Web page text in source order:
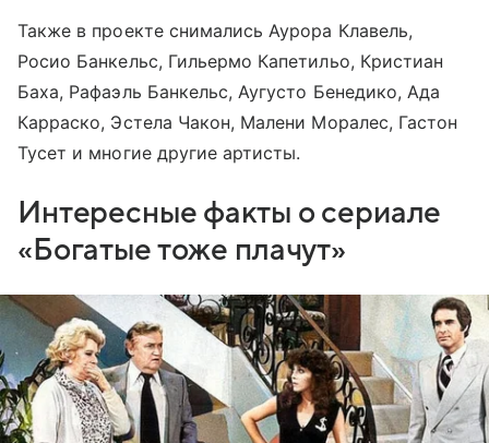
Также в проекте снимались Аурора Клавель,
Росио Банкельс, Гильермо Капетильо, Кристиан
Баха, Рафаэль Банкельс, Аугусто Бенедико, Ада
Карраско, Эстела Чакон, Малени Моралес, Гастон
Тусет и многие другие артисты.
Интересные факты о сериале
«Богатые тоже плачут»